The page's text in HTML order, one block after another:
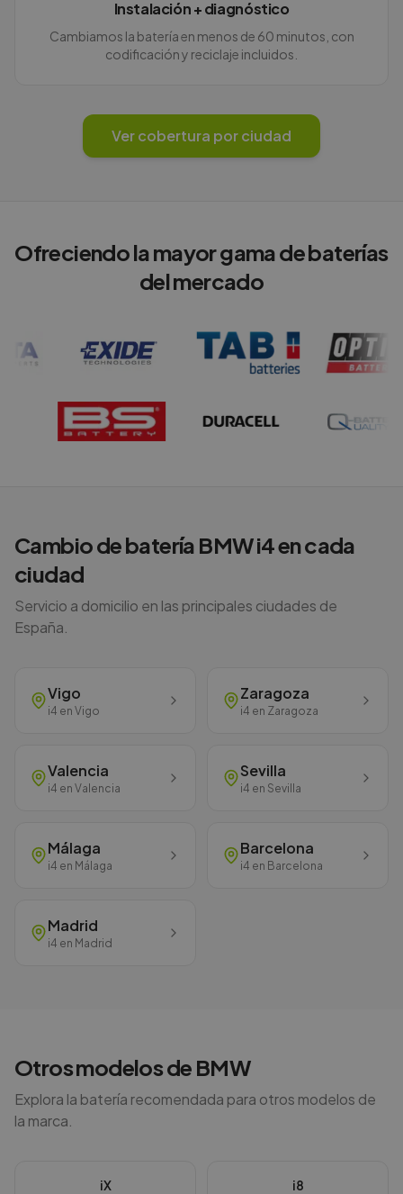
Instalación + diagnóstico
Cambiamos la batería en menos de 60 minutos, con
codificación y reciclaje incluidos.
Ver cobertura por ciudad
Ofreciendo la mayor gama de baterías
del mercado
Cambio de batería BMWi4en cada
ciudad
Servicio a domicilio en las principales ciudades de
España.
Vigo
i4 en Vigo
Zaragoza
i4 en Zaragoza
Valencia
i4 en Valencia
Sevilla
i4 en Sevilla
Málaga
i4 en Málaga
Barcelona
i4 en Barcelona
Madrid
i4 en Madrid
Otros modelos de BMW
Explora la batería recomendada para otros modelos de
la marca.
iX i8